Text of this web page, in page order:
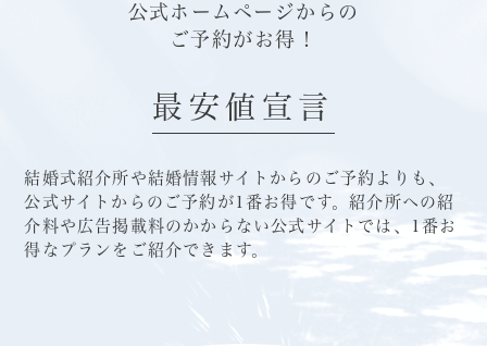
公式ホームページからの
ご予約がお得！
最安値宣言
結婚式紹介所や結婚情報サイトからのご予約よりも、
公式サイトからのご予約が1番お得です。紹介所への紹
介料や広告掲載料のかからない公式サイトでは、1番お
得なプランをご紹介できます。